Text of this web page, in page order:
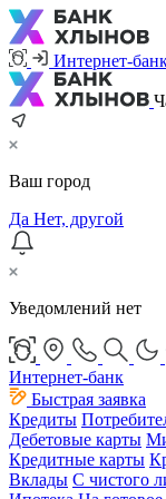
Интернет-
Ваш город
Да Нет, другой
Уведомлений нет
Интернет-банк
Быстрая заявка
Кредиты
Дебетовые карты
Кредитные карты
Вклады С чистого